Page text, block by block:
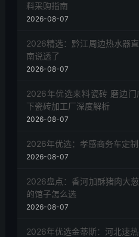
料采购指南
2026-08-07
2026精选：黔江周边热水器
南说透了
2026-08-07
2026年优选来料瓷砖 磨边
下瓷砖加工厂深度解析
2026-08-07
2026年优选：孝感商务车定
2026-08-07
2026盘点：香河加酥猪肉大
的馆子怎么选
2026-08-07
2026年优选金蒂斯：河北速